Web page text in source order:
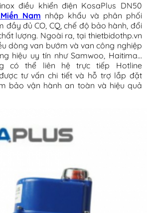
điều khiển điện KosaPlus DN50
Nam nhập khẩu và phân phối
đầy đủ CO, CQ, chế độ bảo hành, đổi
lượng. Ngoài ra, tại thietbidothp.vn
dòng van bướm và van công nghiệp
hiệu uy tín như Samwoo, Haitima…
có thể liên hệ trực tiếp Hotline
tư vấn chi tiết và hỗ trợ lắp đặt
bảo vận hành an toàn và hiệu quả